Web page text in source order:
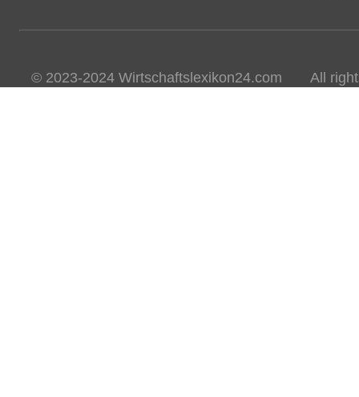
© 2023-2024 Wirtschaftslexikon24.com All